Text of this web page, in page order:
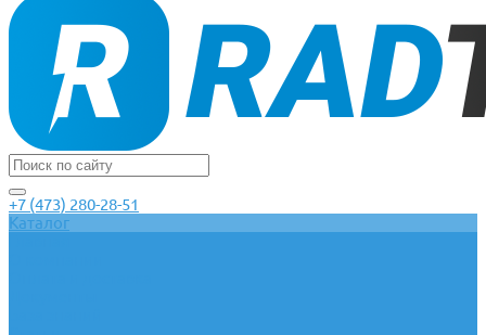
+7 (473) 280-28-51
Каталог